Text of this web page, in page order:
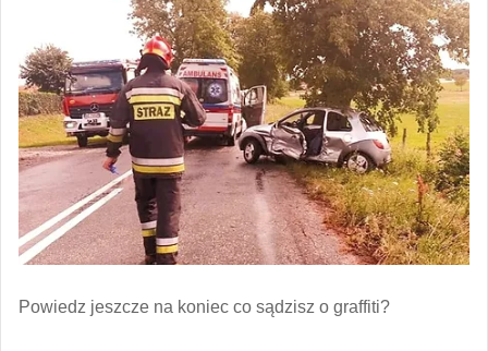
Powiedz jeszcze na koniec co sądzisz o graffiti?